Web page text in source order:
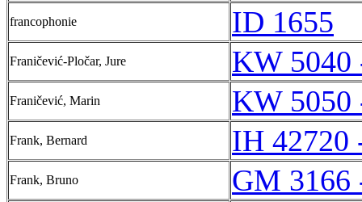
francophonie ID 1655
Franičević-Pločar, Jure KW 5040
Franičević, Marin KW 5050
Frank, Bernard IH 42720
Frank, Bruno GM 3166